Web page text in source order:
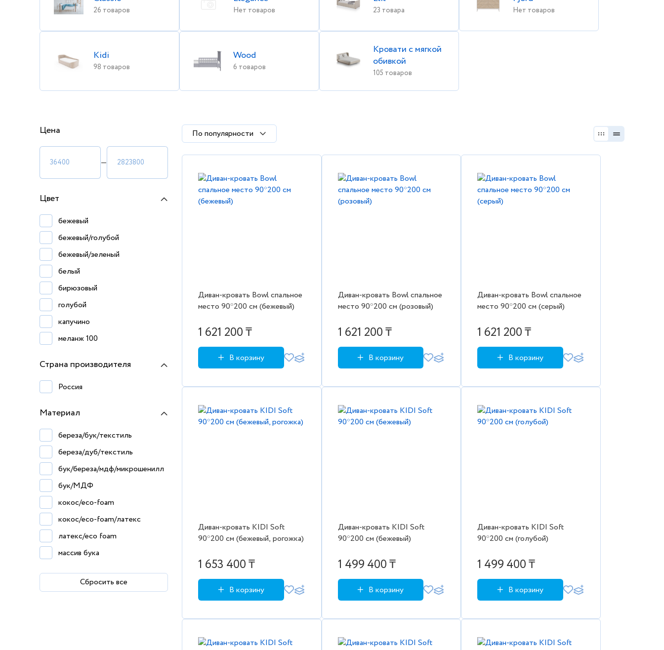
26 товаров Нет товаров 23 товара Нет товаров
Kidi
98 товаров
Wood
6 товаров
Кровати с мягкой
обивкой
105 товаров
Цена
—
Цвет
бежевый
бежевый/голубой
бежевый/зеленый
белый
бирюзовый
голубой
капучино
меланж 100
меланж 290
меланж 928
розовый
светло-серый
серый
шоколад
Страна производителя
Россия
Материал
береза/бук/текстиль
береза/дуб/текстиль
бук/береза/мдф/микрошенилл
бук/МДФ
кокос/eco-foam
кокос/eco-foam/латекс
латекс/eco foam
массив бука
Сбросить все
По популярности
Диван-кровать Bowl спальное
место 90*200 см (бежевый)
1 621 200 ₸
В корзину
Диван-кровать Bowl спальное
место 90*200 см (розовый)
1 621 200 ₸
В корзину
Диван-кровать Bowl спальное
место 90*200 см (серый)
1 621 200 ₸
В корзину
Диван-кровать KIDI Soft
90*200 см (бежевый, рогожка)
1 653 400 ₸
В корзину
Диван-кровать KIDI Soft
90*200 см (бежевый)
1 499 400 ₸
В корзину
Диван-кровать KIDI Soft
90*200 см (голубой)
1 499 400 ₸
В корзину